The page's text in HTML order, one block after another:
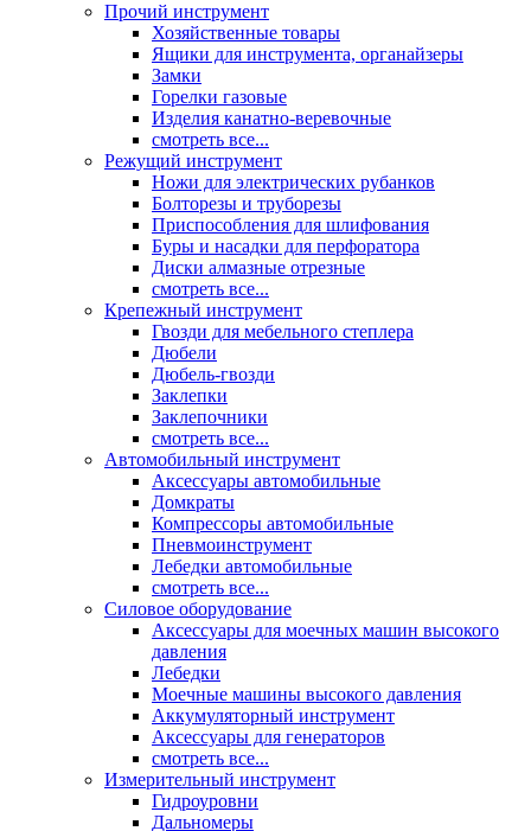
Прочий инструмент
Хозяйственные товары
Ящики для инструмента, органайзеры
Замки
Горелки газовые
Изделия канатно-веревочные
смотреть все...
Режущий инструмент
Ножи для электрических рубанков
Болторезы и труборезы
Приспособления для шлифования
Буры и насадки для перфоратора
Диски алмазные отрезные
смотреть все...
Крепежный инструмент
Гвозди для мебельного степлера
Дюбели
Дюбель-гвозди
Заклепки
Заклепочники
смотреть все...
Автомобильный инструмент
Аксессуары автомобильные
Домкраты
Компрессоры автомобильные
Пневмоинструмент
Лебедки автомобильные
смотреть все...
Силовое оборудование
Аксессуары для моечных машин высокого
давления
Лебедки
Моечные машины высокого давления
Аккумуляторный инструмент
Аксессуары для генераторов
смотреть все...
Измерительный инструмент
Гидроуровни
Дальномеры